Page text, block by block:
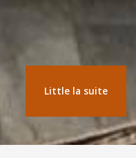
Little la suite